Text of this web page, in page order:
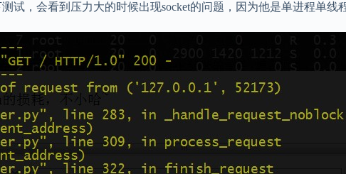
试，会看到压力大的时候出现socket的问题，因为他是单进程单线